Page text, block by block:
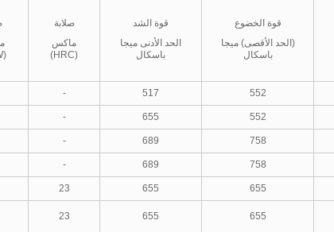
قوة الخضوع
(الحد الأقصى) ميجا
باسكال
قوة الشد
الحد الأدنى ميجا
باسكال
صلابة
ماكس
(HRC)
(HBW)
552
517
-
552
655
-
758
689
-
758
689
-
655
655
23
655
655
23